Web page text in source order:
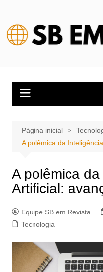
conteúdo
Página inicial
A polêmica da
A polêmica
Artificial:
Equipe SB em Revista
Tecnologia